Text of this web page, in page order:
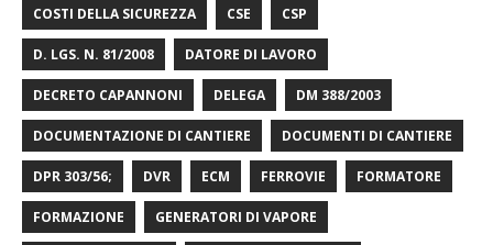
COSTI DELLA SICUREZZA CSE CSP
D. LGS. N. 81/2008 DATORE DI LAVORO
DECRETO CAPANNONI DELEGA DM 388/2003
DOCUMENTAZIONE DI CANTIERE DOCUMENTI DI CANTIERE
DPR 303/56; DVR ECM FERROVIE FORMATORE
FORMAZIONE GENERATORI DI VAPORE